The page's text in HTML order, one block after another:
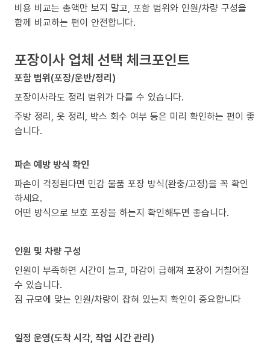
비용 비교는 총액만 보지 말고, 포함 범위와 인원/차량 구성을
함께 비교하는 편이 안전합니다.
포장이사 업체 선택 체크포인트
포함 범위(포장/운반/정리)
포장이사라도 정리 범위가 다를 수 있습니다.
주방 정리, 옷 정리, 박스 회수 여부 등은 미리 확인하는 편이 좋
습니다.
파손 예방 방식 확인
파손이 걱정된다면 민감 물품 포장 방식(완충/고정)을 꼭 확인
하세요.
어떤 방식으로 보호 포장을 하는지 확인해두면 좋습니다.
인원 및 차량 구성
인원이 부족하면 시간이 늘고, 마감이 급해져 포장이 거칠어질
수 있습니다.
짐 규모에 맞는 인원/차량이 잡혀 있는지 확인이 중요합니다
일정 운영(도착 시각, 작업 시간 관리)